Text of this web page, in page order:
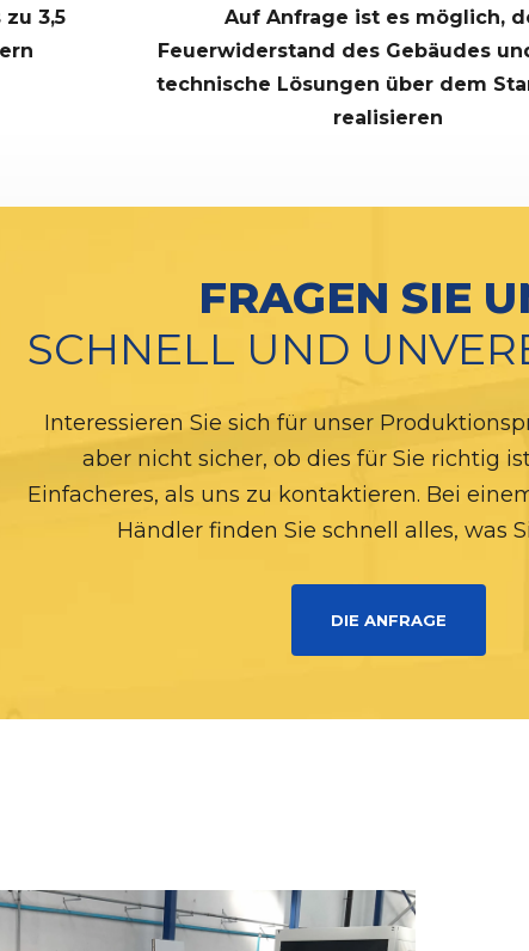
3,5
Auf Anfrage ist es möglich,
Feuerwiderstand des Gebäudes
technische Lösungen über dem
realisieren
FRAGEN SIE
SCHNELL UND
Interessieren Sie sich für unser
aber nicht sicher, ob dies für Sie richtig
Einfacheres, als uns zu kontaktieren. Bei
Händler finden Sie schnell alles, was
DIE ANFRAGE